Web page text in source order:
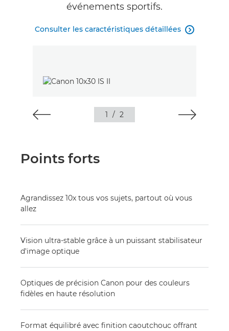
événements sportifs.
Consulter les caractéristiques détaillées 
1 / 2
Points forts
Agrandissez 10x tous vos sujets, partout où vous
allez
Vision ultra-stable grâce à un puissant stabilisateur
d'image optique
Optiques de précision Canon pour des couleurs
fidèles en haute résolution
Format équilibré avec finition caoutchouc offrant